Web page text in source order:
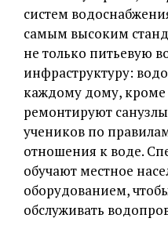
систем
самым высоким
не только питьевую
инфраструктуру:
каждому дому, кроме
ремонтируют
учеников по
отношения к воде.
обучают местное
оборудованием,
обслуживать